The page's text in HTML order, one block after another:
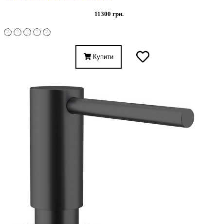
11300 грн.
Купити